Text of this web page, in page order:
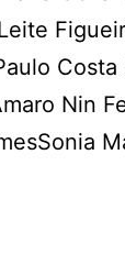
Costa
Nin